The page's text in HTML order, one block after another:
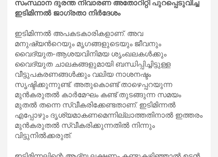
സംസ്ഥാന ദുരന്ത നിവാരണ അതോറിറ്റി പുറപ്പെടുവിച്ച
ഇടിമിന്നൽ ജാഗ്രതാ നിർദേശം
ഇടിമിന്നൽ അപകടകാരികളാണ്. അവ
മനുഷ്യൻറെയും മൃഗങ്ങളുടെയും ജീവനും
വൈദ്യുത-ആശയവിനിമയ ശൃംഖലകൾക്കും
വൈദ്യുത ചാലകങ്ങളുമായി ബന്ധിപ്പിച്ചിട്ടുള്ള
വീട്ടുപകരണങ്ങൾക്കും വലിയ നാശനഷ്ടം
സൃഷ്ടിക്കുന്നുണ്ട്. അതുകൊണ്ട് താഴെപ്പറയുന്ന
മുൻകരുതൽ കാർമേഘം കണ്ട് തുടങ്ങുന്ന സമയം
മുതൽ തന്നെ സ്വീകരിക്കേണ്ടതാണ്. ഇടിമിന്നൽ
എപ്പോഴും ദൃശ്യമാകണമെന്നില്ലാത്തതിനാൽ ഇത്തരം
മുൻകരുതൽ സ്വീകരിക്കുന്നതിൽ നിന്നും
വിട്ടുനിൽക്കരുത്.